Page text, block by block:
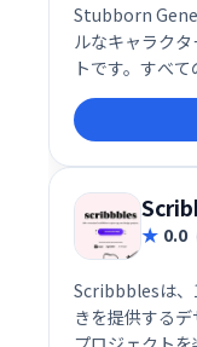
Stubborn
ルなキャラク
トです。すべ
ルとfigmaコ
PNGも添付さ
クなストーリ
0.0
Scribbblesは、
きを提供する